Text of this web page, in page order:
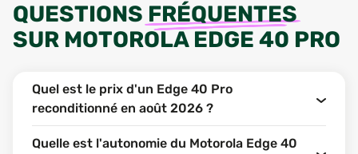
QUESTIONS FRÉQUENTES
SUR MOTOROLA EDGE 40 PRO
Quel est le prix d'un Edge 40 Pro
reconditionné en août 2026 ?
Quelle est l'autonomie du Motorola Edge 40